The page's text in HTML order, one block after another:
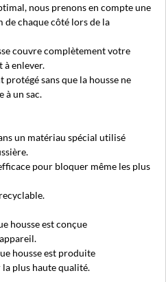
nous prenons en compte une
de chaque côté lors de la
couvre complètement votre
à enlever.
sans que la housse ne
à un sac.
un matériau spécial utilisé
pour bloquer même les plus
housse est conçue
housse est produite
plus haute qualité.